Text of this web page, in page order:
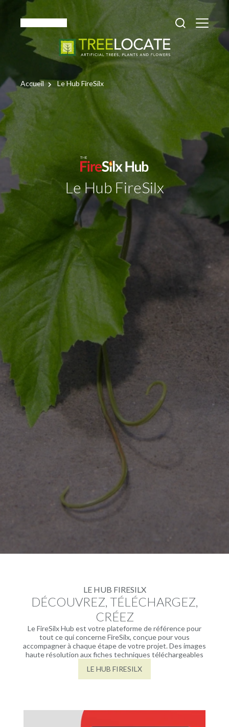
Accueil Le Hub FireSilx
Le Hub FireSilx
LE HUB FIRESILX
DÉCOUVREZ, TÉLÉCHARGEZ,
CRÉEZ
Le FireSilx Hub est votre plateforme de référence pour
tout ce qui concerne FireSilx, conçue pour vous
accompagner à chaque étape de votre projet. Des images
haute résolution aux fiches techniques téléchargeables
LE HUB FIRESILX